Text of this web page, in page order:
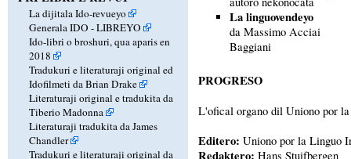
La dijitala Ido-revueyo
Generala IDO - LIBREYO
Ido-libri o broshuri, qua aparis en
2018
Tradukuri e literaturaji original ed
Idofilmeti da Brian Drake
Literaturaji original e tradukita da
Tiberio Madonna
Literaturaji tradukita da James
Chandler
Tradukuri e literaturaji original da
La linguovendeyo
da Massimo Acciai
Baggiani
PROGRESO
L'ofical organo dil Uniono por
Editero: Uniono por la Linguo
Redaktero: Hans Stuifbergen